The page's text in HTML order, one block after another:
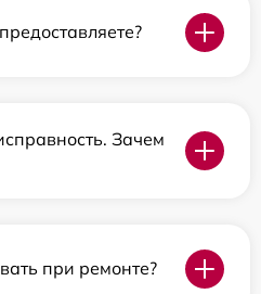
Зачем
при ремонте?